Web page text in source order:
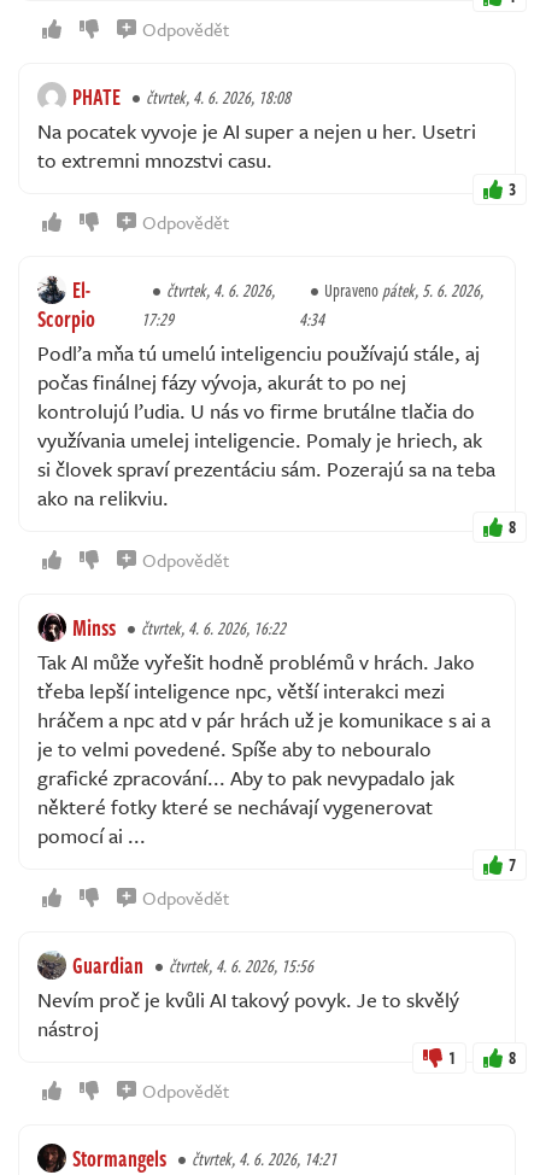
Odpovědět
PHATE čtvrtek, 4. 6. 2026, 18:08
Na pocatek vyvoje je AI super a nejen u her. Usetri
to extremni mnozstvi casu.
3
Odpovědět
El-
Scorpio
čtvrtek, 4. 6. 2026,
17:29
Upravenopátek, 5. 6. 2026,
4:34
Podľa mňa tú umelú inteligenciu používajú stále, aj
počas finálnej fázy vývoja, akurát to po nej
kontrolujú ľudia. U nás vo firme brutálne tlačia do
využívania umelej inteligencie. Pomaly je hriech, ak
si človek spraví prezentáciu sám. Pozerajú sa na teba
ako na relikviu.
8
Odpovědět
Minss čtvrtek, 4. 6. 2026, 16:22
Tak AI může vyřešit hodně problémů v hrách. Jako
třeba lepší inteligence npc, větší interakci mezi
hráčem a npc atd v pár hrách už je komunikace s ai a
je to velmi povedené. Spíše aby to nebouralo
grafické zpracování... Aby to pak nevypadalo jak
některé fotky které se nechávají vygenerovat
pomocí ai ...
7
Odpovědět
Guardian čtvrtek, 4. 6. 2026, 15:56
Nevím proč je kvůli AI takový povyk. Je to skvělý
nástroj
1 8
Odpovědět
Stormangels čtvrtek, 4. 6. 2026, 14:21